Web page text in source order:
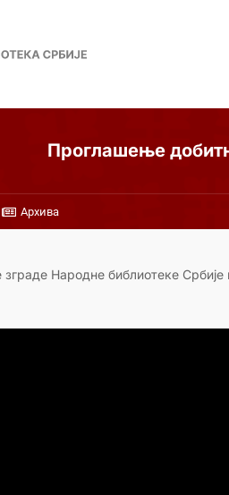
Проглашење
Архива
Народне библиотеке